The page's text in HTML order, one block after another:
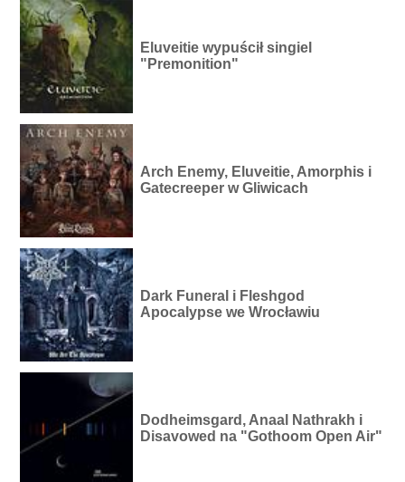
Eluveitie wypuścił singiel
"Premonition"
Arch Enemy, Eluveitie, Amorphis i
Gatecreeper w Gliwicach
Dark Funeral i Fleshgod
Apocalypse we Wrocławiu
Dodheimsgard, Anaal Nathrakh i
Disavowed na "Gothoom Open Air"